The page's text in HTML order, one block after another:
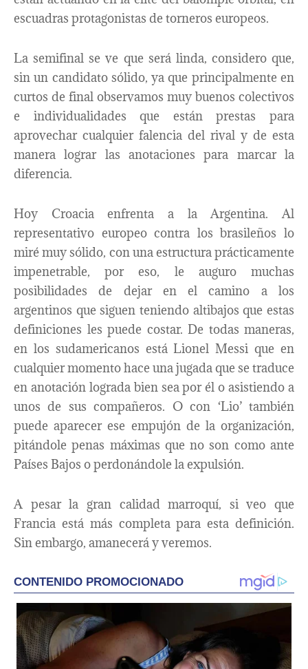
escuadras protagonistas de torneros europeos.
La semifinal se ve que será linda, considero que,
sin un candidato sólido, ya que principalmente en
curtos de final observamos muy buenos colectivos
e individualidades que están prestas para
aprovechar cualquier falencia del rival y de esta
manera lograr las anotaciones para marcar la
diferencia.
Hoy Croacia enfrenta a la Argentina. Al
representativo europeo contra los brasileños lo
miré muy sólido, con una estructura prácticamente
impenetrable, por eso, le auguro muchas
posibilidades de dejar en el camino a los
argentinos que siguen teniendo altibajos que estas
definiciones les puede costar. De todas maneras,
en los sudamericanos está Lionel Messi que en
cualquier momento hace una jugada que se traduce
en anotación lograda bien sea por él o asistiendo a
unos de sus compañeros. O con ‘Lio’ también
puede aparecer ese empujón de la organización,
pitándole penas máximas que no son como ante
Países Bajos o perdonándole la expulsión.
A pesar la gran calidad marroquí, si veo que
Francia está más completa para esta definición.
Sin embargo, amanecerá y veremos.